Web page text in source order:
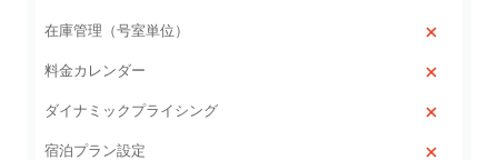
在庫管理（号室単位）
料金カレンダー
ダイナミックプライシング
宿泊プラン設定